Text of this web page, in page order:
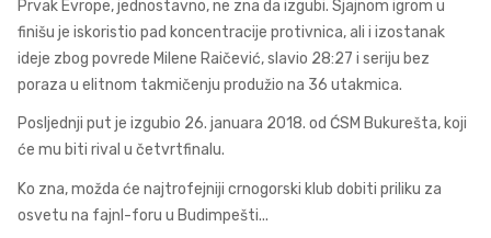
Prvak Evrope, jednostavno, ne zna da izgubi. Sjajnom igrom u
finišu je iskoristio pad koncentracije protivnica, ali i izostanak
ideje zbog povrede Milene Raičević, slavio 28:27 i seriju bez
poraza u elitnom takmičenju produžio na 36 utakmica.
Posljednji put je izgubio 26. januara 2018. od ĆSM Bukurešta, koji
će mu biti rival u četvrtfinalu.
Ko zna, možda će najtrofejniji crnogorski klub dobiti priliku za
osvetu na fajnl-foru u Budimpešti...